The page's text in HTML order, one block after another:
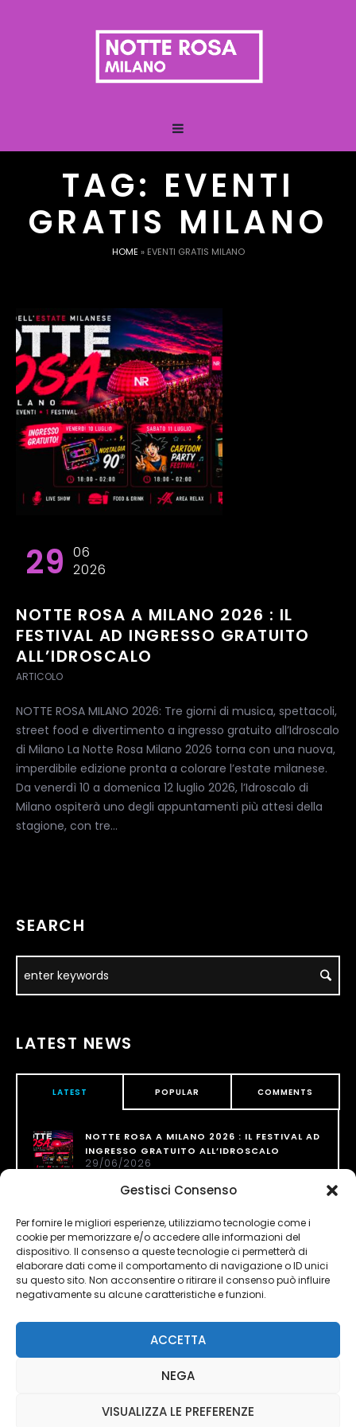
Gestisci Consenso
Per fornire le migliori esperienze, utilizziamo tecnologie come i
cookie per memorizzare e/o accedere alle informazioni del
dispositivo. Il consenso a queste tecnologie ci permetterà di
elaborare dati come il comportamento di navigazione o ID unici
su questo sito. Non acconsentire o ritirare il consenso può influire
negativamente su alcune caratteristiche e funzioni.
ACCETTA
NEGA
VISUALIZZA LE PREFERENZE
TAG: EVENTI
GRATIS MILANO
HOME » EVENTI GRATIS MILANO
29 06
2026
NOTTE ROSA A MILANO 2026 : IL
FESTIVAL AD INGRESSO GRATUITO
ALL’IDROSCALO
ARTICOLO
NOTTE ROSA MILANO 2026: Tre giorni di musica, spettacoli,
street food e divertimento a ingresso gratuito all’Idroscalo
di Milano La Notte Rosa Milano 2026 torna con una nuova,
imperdibile edizione pronta a colorare l’estate milanese.
Da venerdì 10 a domenica 12 luglio 2026, l’Idroscalo di
Milano ospiterà uno degli appuntamenti più attesi della
stagione, con tre...
SEARCH
LATEST NEWS
LATEST POPULAR COMMENTS
NOTTE ROSA A MILANO 2026 : IL FESTIVAL AD
INGRESSO GRATUITO ALL’IDROSCALO
29/06/2026
26/06/2026
NOTTE ROSA A MILANO 2025 : IL FESTIVAL AD
INGRESSO GRATUITO ALL’IDROSCALO
01/07/2025